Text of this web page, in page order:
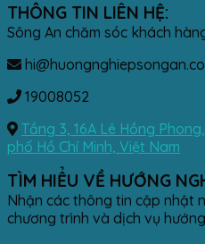
THÔNG TIN LIÊN HỆ:
Sông An chăm sóc khách
19008052
Tầng 3, 16A Lê Hồng
phố Hồ Chí Minh, Việt Nam
TÌM HIỂU VỀ HƯỚNG
Nhận các thông tin cập nhật
chương trình và dịch vụ